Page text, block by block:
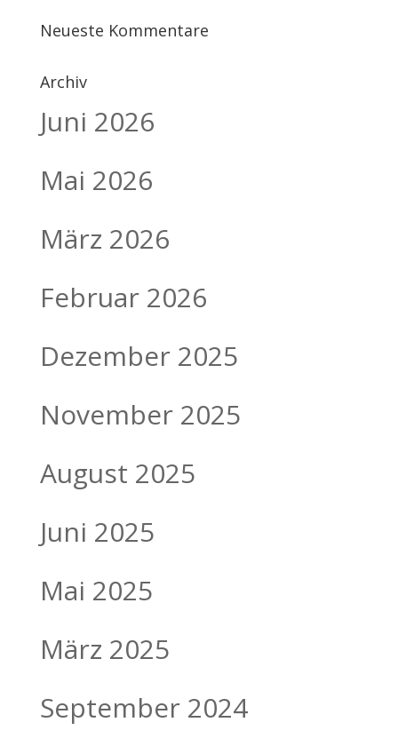
Neueste Kommentare
Archiv
Juni 2026
Mai 2026
März 2026
Februar 2026
Dezember 2025
November 2025
August 2025
Juni 2025
Mai 2025
März 2025
September 2024